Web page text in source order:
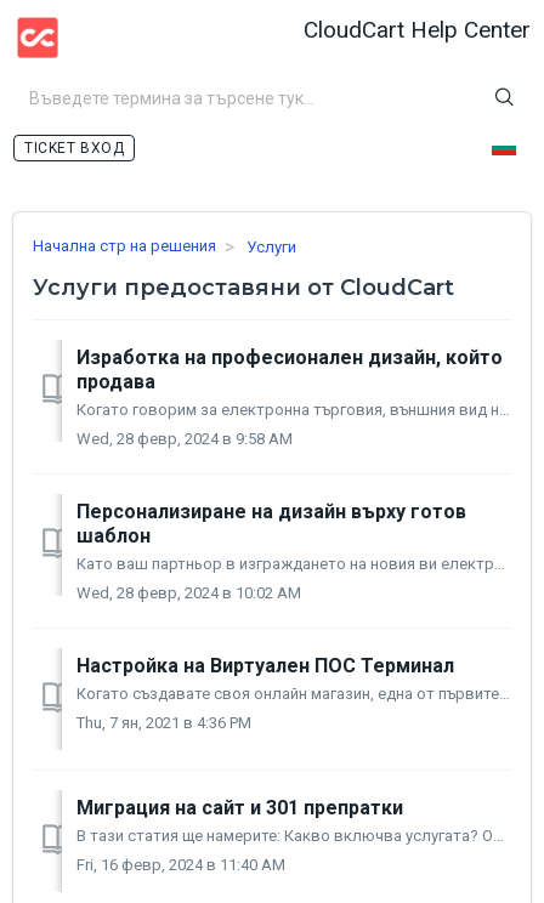
CloudCart Help Center
ВХОД
Начална стр на решения Услуги
Услуги предоставяни от CloudCart
Изработка на професионален дизайн, който
продава
Когато говорим за електронна търговия, външния вид на вашия магазин е от изключително значение за успешното развитие на бизнеса ви. Дизайнът е обвивката, ...
Wed, 28 февр, 2024 в 9:58 AM
Персонализиране на дизайн върху готов
шаблон
Като ваш партньор в изграждането на новия ви електронен магазин и подобряване развитието на онлайн бизнеса ви, CloudCart ви предлага "Персонализиране ...
Wed, 28 февр, 2024 в 10:02 AM
Настройка на Виртуален ПОС Терминал
Когато създавате своя онлайн магазин, една от първите и най-важни стъпки е изборът на удобен за работа разплащателен метод, чрез който да накарате клиентите...
Thu, 7 ян, 2021 в 4:36 PM
Миграция на сайт и 301 препратки
В тази статия ще намерите: Какво включва услугата? Обновяване на информация Заяви услугата Ако имате онлайн магазин, независимо на каква платформа ...
Fri, 16 февр, 2024 в 11:40 AM